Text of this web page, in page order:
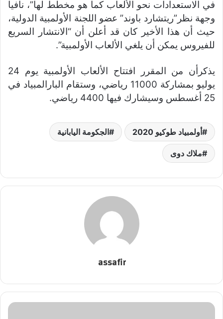
في الاستعدادات نحو الألعاب كما هو مخطط لها”، نافيا
وجهة نظر”ريتشارد باوند” عضو اللجنة الأولمبية الدولية،
حيث أن هذا الأخير كان قد أعلن أن “الانتشار السريع
للفيروس يمكن أن يلغي الألعاب الأولمبية”.
يذكرأن من المقرر افتتاح الألعاب الأولمبية يوم 24
يوليو بمشاركة 11000 رياضي، وستقام البارالمبياد في
25 أغسطس وسيشارك فيها 4400 رياضي.
أولمبياد طوكيو 2020 الجكومة اليابانية
ملاك دوى
assafir
مجلس